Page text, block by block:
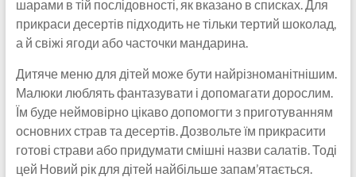
шарами в тій послідовності, як вказано в списках. Для
прикраси десертів підходить не тільки тертий шоколад,
а й свіжі ягоди або часточки мандарина.
Дитяче меню для дітей може бути найрізноманітнішим.
Малюки люблять фантазувати і допомагати дорослим.
Їм буде неймовірно цікаво допомогти з приготуванням
основних страв та десертів. Дозвольте їм прикрасити
готові страви або придумати смішні назви салатів. Тоді
цей Новий рік для дітей найбільше запам’ятається.